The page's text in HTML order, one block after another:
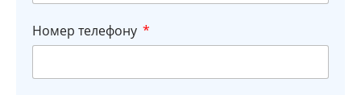
Номер телефону